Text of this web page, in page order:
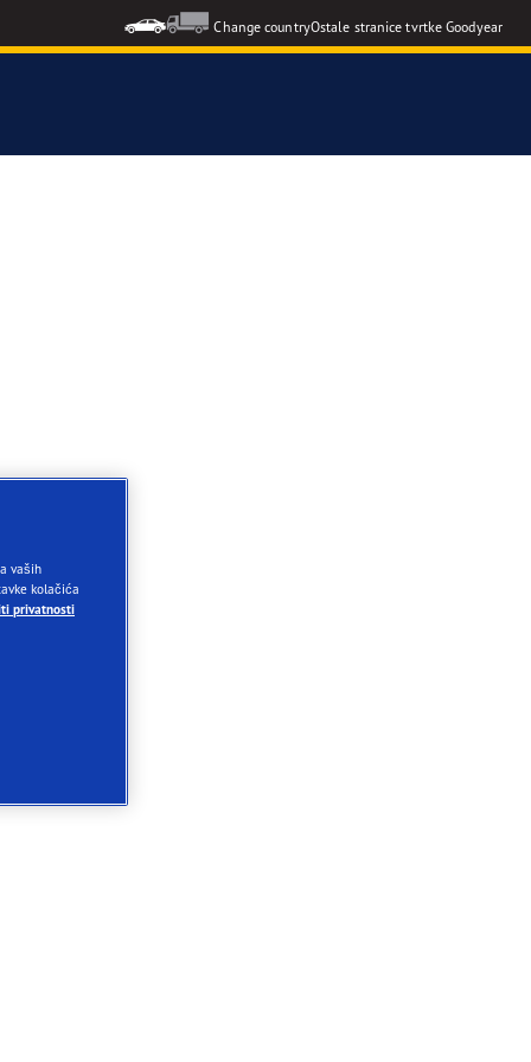
Change countryOstale stranice tvrtke Goodyear
vaših
kolačića
privatnosti